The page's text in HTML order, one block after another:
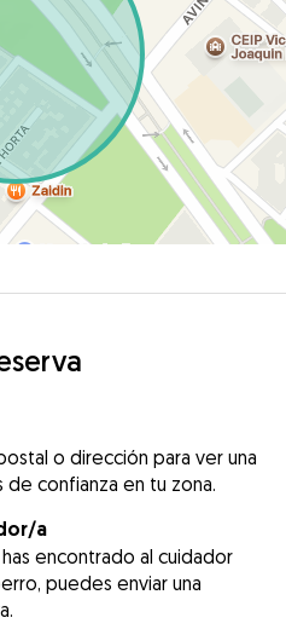
o dirección para ver una
confianza en tu zona.
a
encontrado al cuidador
puedes enviar una